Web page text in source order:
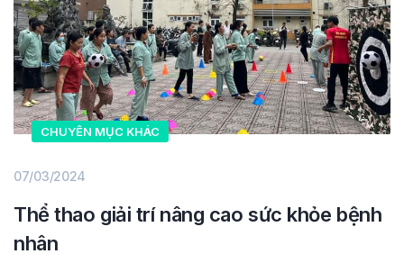
CHUYÊN MỤC KHÁC
07/03/2024
Thể thao giải trí nâng cao sức khỏe bệnh
nhân